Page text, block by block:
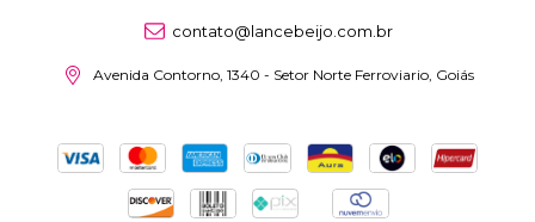
contato@lancebeijo.com.br
Avenida Contorno, 1340 - Setor Norte Ferroviario, Goiás